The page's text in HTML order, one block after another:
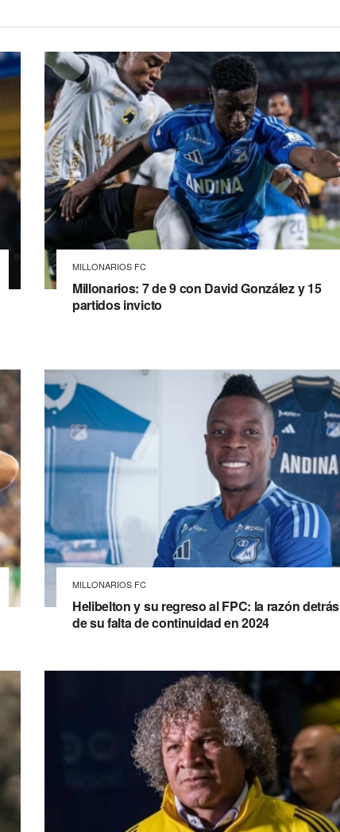
MILLONARIOS FC
Millonarios: 7 de 9 con David González y 15
partidos invicto
MILLONARIOS FC
Helibelton y su regreso al FPC: la razón detrás
de su falta de continuidad en 2024